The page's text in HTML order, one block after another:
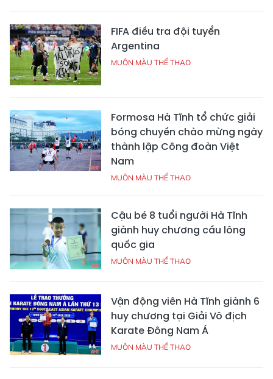
FIFA điều tra đội tuyển
Argentina
MUÔN MÀU THỂ THAO
Formosa Hà Tĩnh tổ chức giải
bóng chuyền chào mừng ngày
thành lập Công đoàn Việt
Nam
MUÔN MÀU THỂ THAO
Cậu bé 8 tuổi người Hà Tĩnh
giành huy chương cầu lông
quốc gia
MUÔN MÀU THỂ THAO
Vận động viên Hà Tĩnh giành 6
huy chương tại Giải Vô địch
Karate Đông Nam Á
MUÔN MÀU THỂ THAO